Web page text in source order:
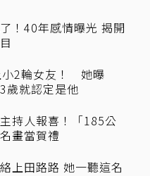
！40年感情曝光 揭開
小2輪女友！ 她曝
歲就認定是他
持人報喜！「185公
畫當賀禮
上田路路 她一聽這名